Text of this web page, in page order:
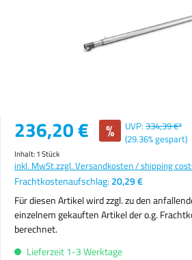
Verkaufspreis:
236,20 € % UVP: 334,39 €*
(29.36% gespart)
Inhalt:1 Stück
inkl. MwSt.zzgl. Versandkosten / shipping
Frachtkostenaufschlag:20,29 €
Für diesen Artikel wird zzgl. zu den
einzelnem gekauften Artikel der o.g.
berechnet.
Lieferzeit 1-3 Werktage